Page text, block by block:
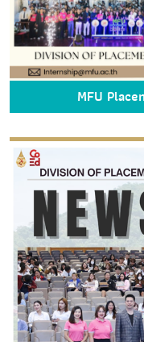
MFU